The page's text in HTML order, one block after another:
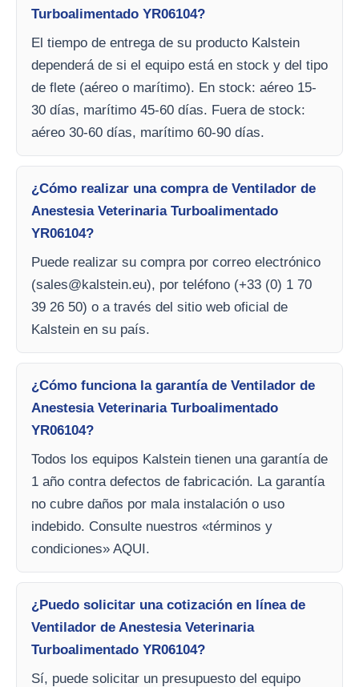
Turboalimentado YR06104?
El tiempo de entrega de su producto Kalstein
dependerá de si el equipo está en stock y del tipo
de flete (aéreo o marítimo). En stock: aéreo 15-
30 días, marítimo 45-60 días. Fuera de stock:
aéreo 30-60 días, marítimo 60-90 días.
¿Cómo realizar una compra de Ventilador de
Anestesia Veterinaria Turboalimentado
YR06104?
Puede realizar su compra por correo electrónico
(sales@kalstein.eu), por teléfono (+33 (0) 1 70
39 26 50) o a través del sitio web oficial de
Kalstein en su país.
¿Cómo funciona la garantía de Ventilador de
Anestesia Veterinaria Turboalimentado
YR06104?
Todos los equipos Kalstein tienen una garantía de
1 año contra defectos de fabricación. La garantía
no cubre daños por mala instalación o uso
indebido. Consulte nuestros «términos y
condiciones» AQUI.
¿Puedo solicitar una cotización en línea de
Ventilador de Anestesia Veterinaria
Turboalimentado YR06104?
Sí, puede solicitar un presupuesto del equipo